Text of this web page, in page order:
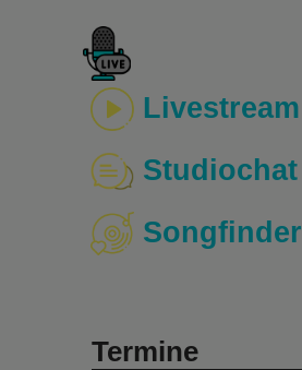
Livestream
Studiochat
Songfinder
Termine